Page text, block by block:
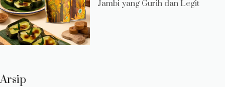
Jambi yang Gurih dan Legit
Arsip